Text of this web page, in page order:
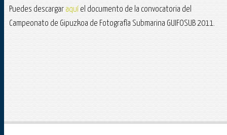
Puedes descargar aquí el documento de la convocatoria del
Campeonato de Gipuzkoa de Fotografía Submarina GUIFOSUB 2011.